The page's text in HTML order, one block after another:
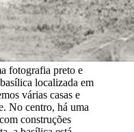
fotografia preto e
localizada em
várias casas e
No centro, há uma
construções